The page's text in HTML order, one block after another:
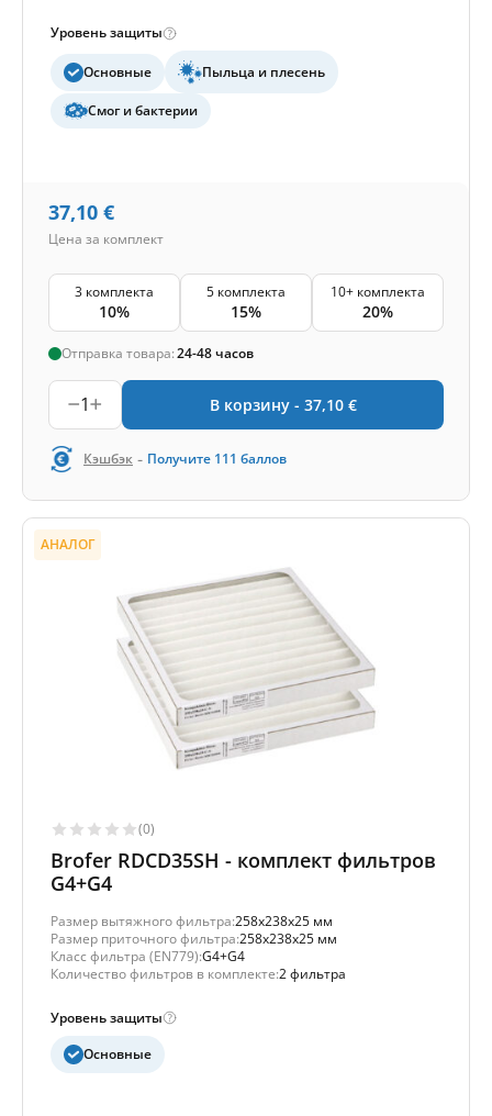
Уровень защиты
Основные Пыльца и плесень
Смог и бактерии
37,10 €
Цена за комплект
3 комплекта
10%
5 комплекта
15%
10+ комплекта
20%
Отправка товара:24-48 часов
1 В корзину - 37,10 €
Кэшбэк - Получите 111 баллов
АНАЛОГ
(0)
Brofer RDCD35SH - комплект фильтров
G4+G4
Размер вытяжного фильтра:258x238x25 мм
Размер приточного фильтра:258x238x25 мм
Класс фильтра (EN779):G4+G4
Количество фильтров в комплекте:2 фильтра
Уровень защиты
Основные